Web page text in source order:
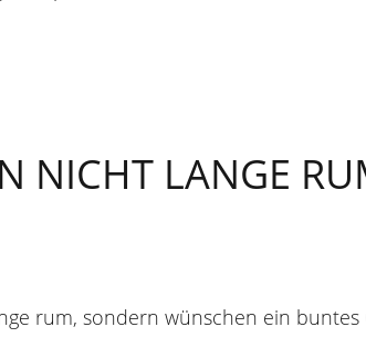
NICHT LANGE
rum, sondern wünschen ein